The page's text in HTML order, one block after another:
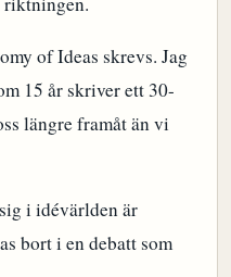
of Ideas skrevs. Jag
15 år skriver ett 30-
längre framåt än vi
i idévärlden är
bort i en debatt som